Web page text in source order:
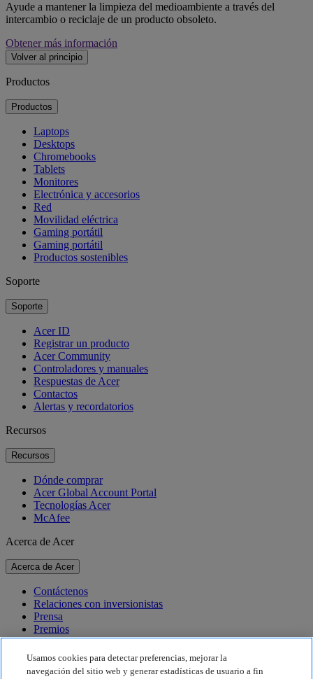
Ayude a mantener la limpieza del medioambiente a través del
intercambio o reciclaje de un producto obsoleto.
Obtener más información
Volver al principio
Productos
Productos
Laptops
Desktops
Chromebooks
Tablets
Monitores
Electrónica y accesorios
Red
Movilidad eléctrica
Gaming portátil
Gaming portátil
Productos sostenibles
Soporte
Soporte
Acer ID
Registrar un producto
Acer Community
Controladores y manuales
Respuestas de Acer
Contactos
Alertas y recordatorios
Recursos
Recursos
Dónde comprar
Acer Global Account Portal
Tecnologías Acer
McAfee
Acerca de Acer
Acerca de Acer
Contáctenos
Relaciones con inversionistas
Prensa
Premios
Eventos
Sostenibilidad
Usamos cookies para detectar preferencias, mejorar la
navegación del sitio web y generar estadísticas de usuario a fin